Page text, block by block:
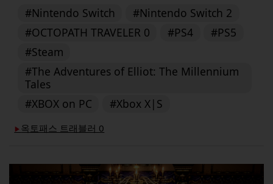
#Nintendo Switch
#Nintendo Switch 2
#OCTOPATH TRAVELER 0
#PS4
#PS5
#Steam
#The Adventures of Elliot: The Millennium
Tales
#XBOX on PC
#Xbox X|S
▶︎ 옥토패스 트래블러 0